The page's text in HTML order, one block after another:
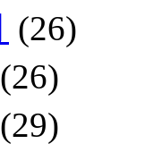
(26)
(26)
(29)